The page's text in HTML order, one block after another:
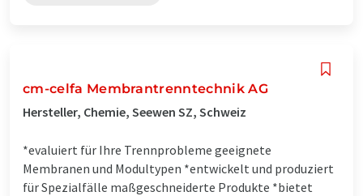
cm-celfa Membrantrenntechnik AG
Hersteller, Chemie, Seewen SZ, Schweiz
*evaluiert für Ihre Trennprobleme geeignete
Membranen und Modultypen *entwickelt und produziert
für Spezialfälle maßgeschneiderte Produkte *bietet